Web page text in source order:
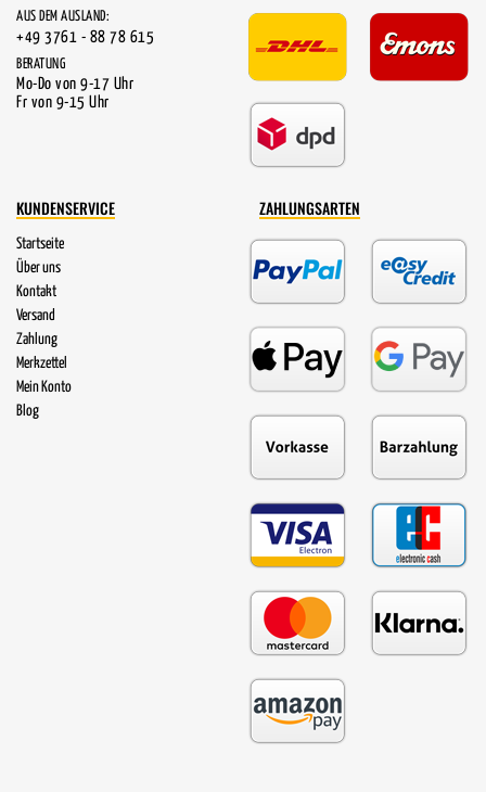
AUS DEM AUSLAND:
+49 3761 - 88 78 615
BERATUNG
Mo-Do von 9-17 Uhr
Fr von 9-15 Uhr
KUNDENSERVICE
Startseite
Über uns
Kontakt
Versand
Zahlung
Merkzettel
Mein Konto
Blog
ZAHLUNGSARTEN